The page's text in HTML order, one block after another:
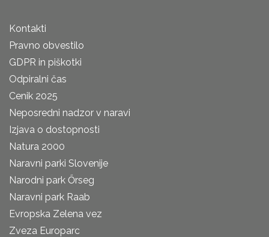
Kontakti
Pravno obvestilo
GDPR in piškotki
Odpiralni čas
Cenik 2025
Neposredni nadzor v naravi
Izjava o dostopnosti
Natura 2000
Naravni parki Slovenije
Narodni park Őrseg
Naravni park Raab
Evropska Zelena vez
Zveza Europarc